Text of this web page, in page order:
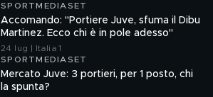
SPORTMEDIASET
Accomando: "Portiere Juve, sfuma il Dibu
Martinez. Ecco chi è in pole adesso"
24 lug | Italia 1
SPORTMEDIASET
Mercato Juve: 3 portieri, per 1 posto, chi
la spunta?